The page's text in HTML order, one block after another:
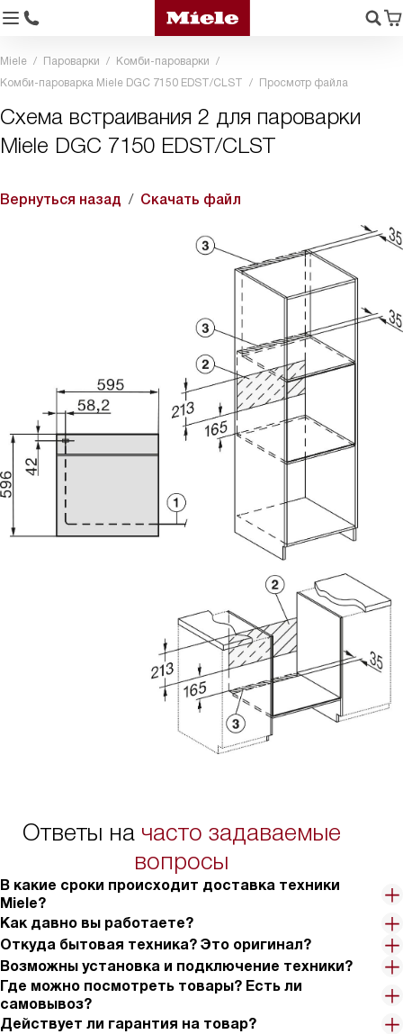
Miele Пароварки
Комби-пароварки
Комби-пароварка Miele DGC 7150 EDST/CLST
Просмотр файла
Схема встраивания 2 для пароварки
Miele DGC 7150 EDST/CLST
Вернуться назад Скачать файл
Ответы на часто задаваемые
вопросы
В какие сроки происходит доставка техники
Miele?
Как давно вы работаете?
Откуда бытовая техника? Это оригинал?
Возможны установка и подключение техники?
Где можно посмотреть товары? Есть ли
самовывоз?
Действует ли гарантия на товар?